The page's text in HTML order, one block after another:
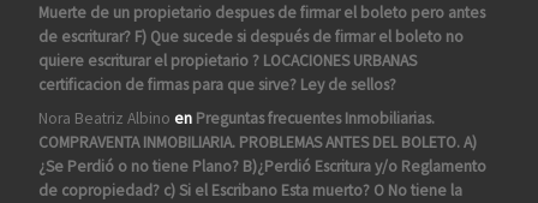
Muerte de un propietario despues de firmar el boleto pero antes
de escriturar? F) Que sucede si después de firmar el boleto no
quiere escriturar el propietario ? LOCACIONES URBANAS
certificacion de firmas para que sirve? Ley de sellos?
Nora Beatriz Albino en Preguntas frecuentes Inmobiliarias.
COMPRAVENTA INMOBILIARIA. PROBLEMAS ANTES DEL BOLETO. A)
¿Se Perdió o no tiene Plano? B)¿Perdió Escritura y/o Reglamento
de copropiedad? c) Si el Escribano Esta muerto? O No tiene la